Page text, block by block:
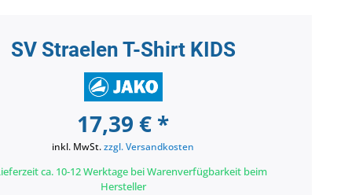
SV Straelen T-Shirt KIDS
17,39 € *
inkl. MwSt.zzgl. Versandkosten
ca. 10-12 Werktage bei Warenverfügbarkeit beim
Hersteller